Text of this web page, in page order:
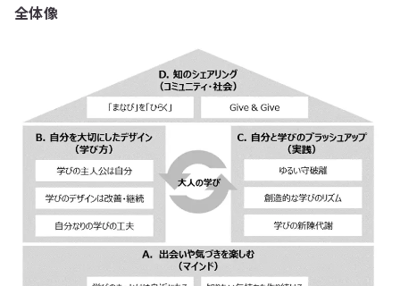
全体像